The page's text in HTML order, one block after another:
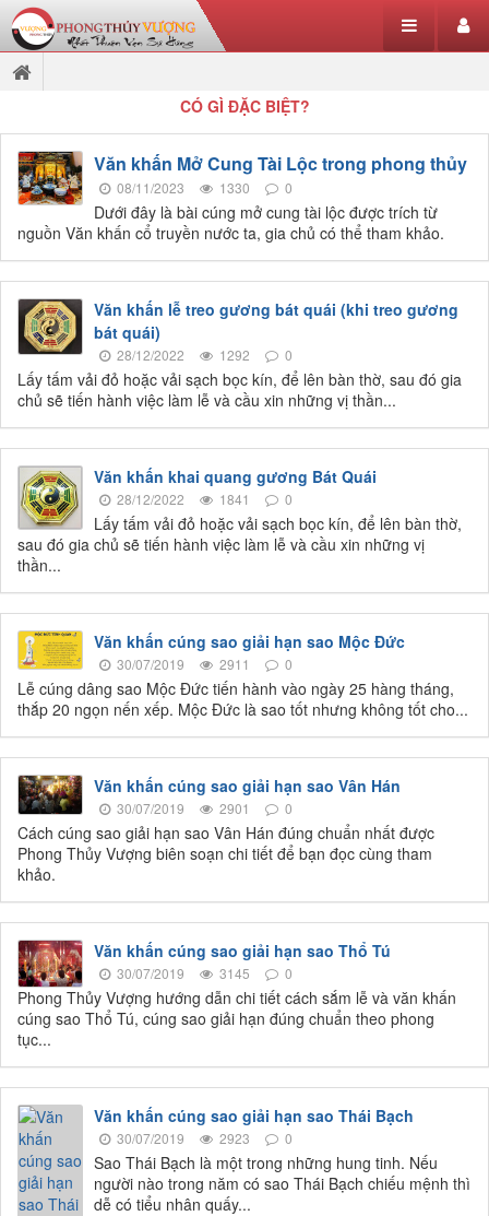
CÓ GÌ ĐẶC BIỆT?
Văn khấn Mở Cung Tài Lộc trong phong thủy
08/11/2023 1330 0
Dưới đây là bài cúng mở cung tài lộc được trích từ
nguồn Văn khấn cổ truyền nước ta, gia chủ có thể tham khảo.
Văn khấn lễ treo gương bát quái (khi treo gương
bát quái)
28/12/2022 1292 0
Lấy tấm vải đỏ hoặc vải sạch bọc kín, để lên bàn thờ, sau đó gia
chủ sẽ tiến hành việc làm lễ và cầu xin những vị thần...
Văn khấn khai quang gương Bát Quái
28/12/2022 1841 0
Lấy tấm vải đỏ hoặc vải sạch bọc kín, để lên bàn thờ,
sau đó gia chủ sẽ tiến hành việc làm lễ và cầu xin những vị
thần...
Văn khấn cúng sao giải hạn sao Mộc Đức
30/07/2019 2911 0
Lễ cúng dâng sao Mộc Đức tiến hành vào ngày 25 hàng tháng,
thắp 20 ngọn nến xếp. Mộc Đức là sao tốt nhưng không tốt cho...
Văn khấn cúng sao giải hạn sao Vân Hán
30/07/2019 2901 0
Cách cúng sao giải hạn sao Vân Hán đúng chuẩn nhất được
Phong Thủy Vượng biên soạn chi tiết để bạn đọc cùng tham
khảo.
Văn khấn cúng sao giải hạn sao Thổ Tú
30/07/2019 3145 0
Phong Thủy Vượng hướng dẫn chi tiết cách sắm lễ và văn khấn
cúng sao Thổ Tú, cúng sao giải hạn đúng chuẩn theo phong
tục...
Văn khấn cúng sao giải hạn sao Thái Bạch
30/07/2019 2923 0
Sao Thái Bạch là một trong những hung tinh. Nếu
người nào trong năm có sao Thái Bạch chiếu mệnh thì
dễ có tiểu nhân quấy...